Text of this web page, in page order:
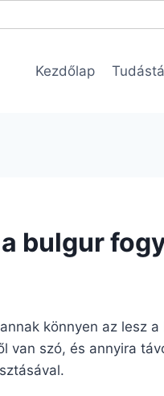
Kezdőlap
bulgur
könnyen az lesz
van szó, és annyira